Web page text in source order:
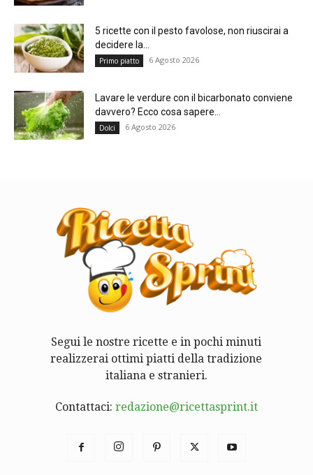
5 ricette con il pesto favolose, non riuscirai a
decidere la...
Primo piatto 6 Agosto 2026
Lavare le verdure con il bicarbonato conviene
davvero? Ecco cosa sapere...
Dolci 6 Agosto 2026
Segui le nostre ricette e in pochi minuti
realizzerai ottimi piatti della tradizione
italiana e stranieri.
Contattaci: redazione@ricettasprint.it